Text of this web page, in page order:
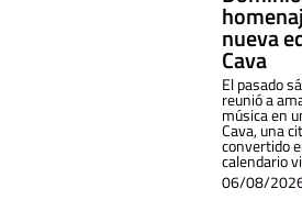
nueva
Cava
El pasado
reunió a
música en
Cava, una
convertido
calendario
06/08/